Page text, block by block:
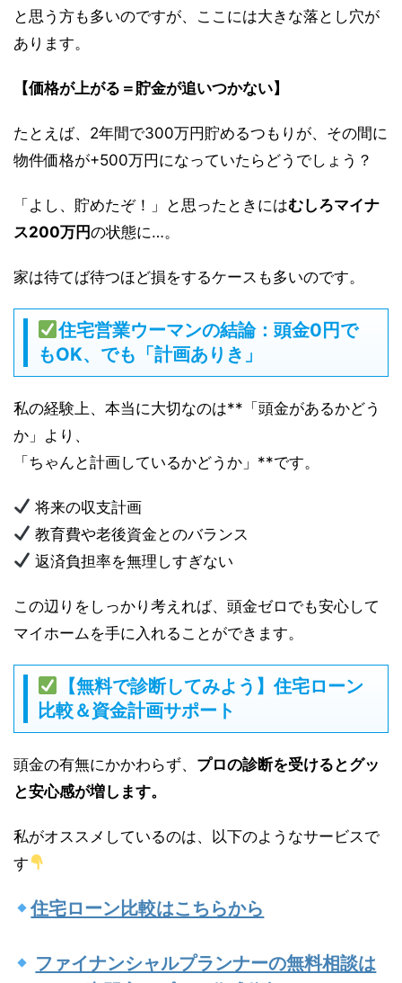
と思う方も多いのですが、ここには大きな落とし穴が
あります。
【価格が上がる＝貯金が追いつかない】
たとえば、2年間で300万円貯めるつもりが、その間に
物件価格が+500万円になっていたらどうでしょう？
「よし、貯めたぞ！」と思ったときにはむしろマイナ
ス200万円の状態に…。
家は待てば待つほど損をするケースも多いのです。
住宅営業ウーマンの結論：頭金0円で
もOK、でも「計画ありき」
私の経験上、本当に大切なのは**「頭金があるかどう
か」より、
「ちゃんと計画しているかどうか」**です。
将来の収支計画
教育費や老後資金とのバランス
返済負担率を無理しすぎない
この辺りをしっかり考えれば、頭金ゼロでも安心して
マイホームを手に入れることができます。
【無料で診断してみよう】住宅ローン
比較＆資金計画サポート
頭金の有無にかかわらず、 プロの診断を受けるとグッ
と安心感が増します。
私がオススメしているのは、以下のようなサービスで
す
住宅ローン比較はこちらから
ファイナンシャルプランナーの無料相談は